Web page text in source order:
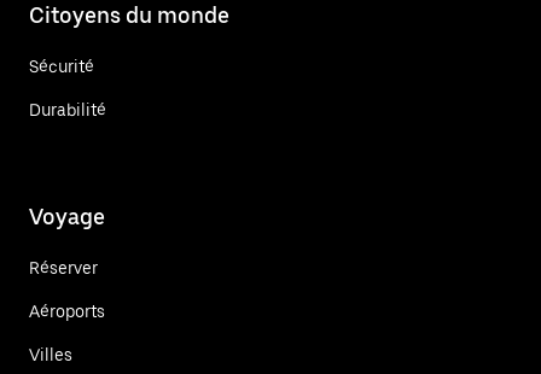
Citoyens du monde
Sécurité
Durabilité
Voyage
Réserver
Aéroports
Villes